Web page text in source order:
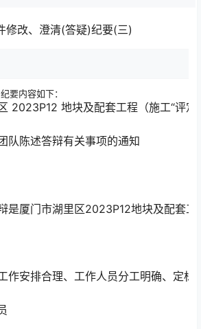
修改、澄清(答疑)纪要(三)
要内容如下：
2023P12 地块及配套工程（施工“评定
队陈述答辩有关事项的通知
是厦门市湖里区2023P12地块及配套
作安排合理、工作人员分工明确、定